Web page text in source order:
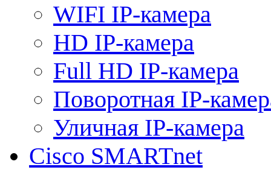
WIFI IP-камера
HD IP-камера
Full HD IP-камера
Поворотная IP-
Уличная IP-камера
Cisco SMARTnet